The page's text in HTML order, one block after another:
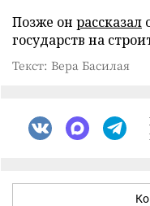
Позже он рассказал
государств на
Текст: Вера Басилая